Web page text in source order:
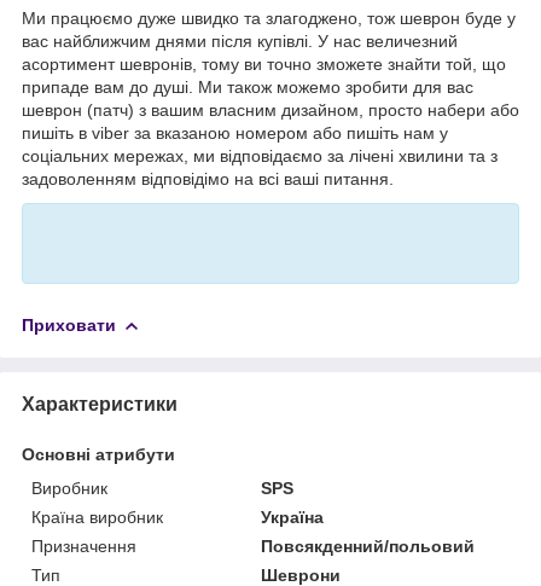
Ми працюємо дуже швидко та злагоджено, тож шеврон буде у
вас найближчим днями після купівлі. У нас величезний
асортимент шевронів, тому ви точно зможете знайти той, що
припаде вам до душі. Ми також можемо зробити для вас
шеврон (патч) з вашим власним дизайном, просто набери або
пишіть в viber за вказаною номером або пишіть нам у
соціальних мережах, ми відповідаємо за лічені хвилини та з
задоволенням відповідімо на всі ваші питання.
Приховати
Характеристики
Основні атрибути
Виробник
SPS
Країна виробник
Україна
Призначення
Повсякденний/польовий
Тип
Шеврони